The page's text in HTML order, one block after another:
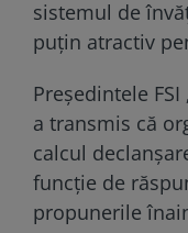
sistemul de
puțin atractiv
Președintele
a transmis că
calcul
funcție de
propunerile